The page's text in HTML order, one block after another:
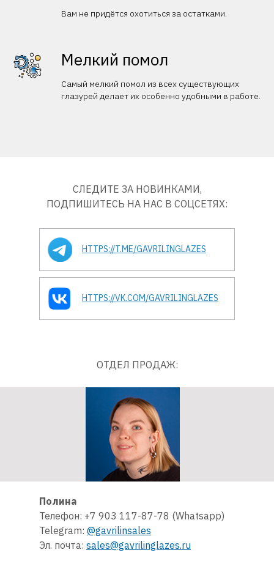
Вам не придётся охотиться за остатками.
Мелкий помол
Самый мелкий помол из всех существующих
глазурей делает их особенно удобными в работе.
СЛЕДИТЕ ЗА НОВИНКАМИ,
ПОДПИШИТЕСЬ НА НАС В СОЦСЕТЯХ:
ОТДЕЛ ПРОДАЖ:
HTTPS://T.ME/GAVRILINGLAZES
HTTPS://VK.COM/GAVRILINGLAZES
Полина
Телефон: +7 903 117-87-78 (Whatsapp)
Telegram: @gavrilinsales
Эл. почта: sales@gavrilinglazes.ru